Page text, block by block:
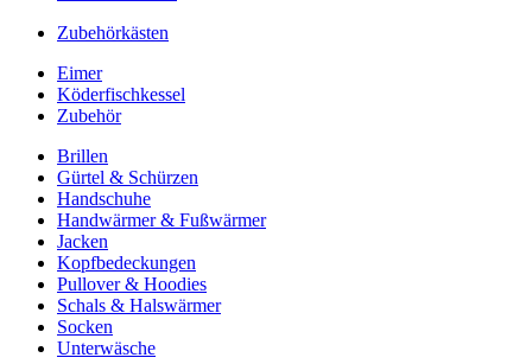
Zubehörkästen
Eimer
Köderfischkessel
Zubehör
Brillen
Gürtel & Schürzen
Handschuhe
Handwärmer & Fußwärmer
Jacken
Kopfbedeckungen
Pullover & Hoodies
Schals & Halswärmer
Socken
Unterwäsche